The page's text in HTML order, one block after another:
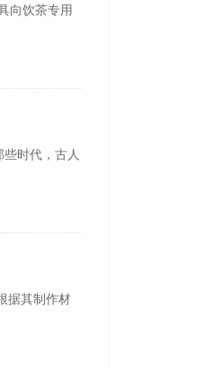
向饮茶专用
时代，古人
据其制作材